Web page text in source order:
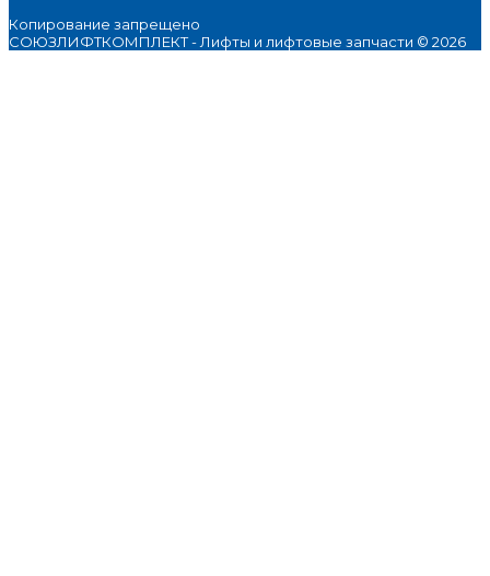
Копирование запрещено
СОЮЗЛИФТКОМПЛЕКТ - Лифты и лифтовые запчасти © 2026